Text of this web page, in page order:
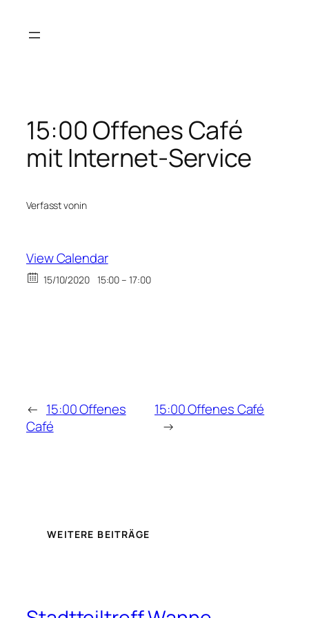
Inhalt
15:00 Offenes Café
mit Internet-Service
Verfasst vonin
View Calendar
15/10/2020 15:00 – 17:00
← 15:00 Offenes
Café
15:00 Offenes Café
→
WEITERE BEITRÄGE